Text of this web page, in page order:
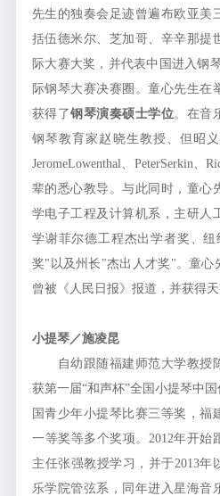
先生的独奏会足迹曾遍布欧亚美
括伍德米尔、芝加哥、辛辛那提
际大赛大奖，并代表中国进入钢
际钢琴大赛决赛圈。童心先生在
获得了钢琴演奏硕士学位。在音
钢琴教育家赵晓生教授、但昭
JeromeLowenthal、PeterSerkin、
辈的悉心教导。与此同时，童心
学电子工程及计算机系，主研人
学谢菲尔德工程杰出学者奖、
奖"以及州长"杰出人才奖"。童心
曾被《人民日报》报道，并获得
小提琴／施凌昆
自幼跟随福建师范大学教授
获第一届“和声杯”全国小提琴中
国青少年小提琴比赛三等奖，福
一等奖等多个奖项。2012年开始
主任张强教授学习，并于2013年
乐学院管弦系，同年进入星海音